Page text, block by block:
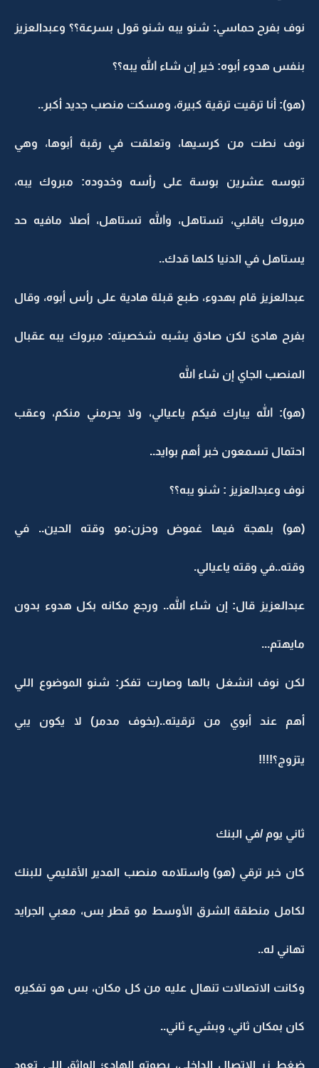
نوف بفرح حماسي: شنو يبه شنو قول بسرعة؟؟ وعبدالعزيز
بنفس هدوء أبوه: خير إن شاء الله يبه؟؟
(هو): أنا ترقيت ترقية كبيرة، ومسكت منصب جديد أكبر..
نوف نطت من كرسيها، وتعلقت في رقبة أبوها، وهي
تبوسه عشرين بوسة على رأسه وخدوده: مبروك يبه،
مبروك ياقلبي، تستاهل، والله تستاهل، أصلا مافيه حد
يستاهل في الدنيا كلها قدك..
عبدالعزيز قام بهدوء، طبع قبلة هادية على رأس أبوه، وقال
بفرح هادئ لكن صادق يشبه شخصيته: مبروك يبه عقبال
المنصب الجاي إن شاء الله
(هو): الله يبارك فيكم ياعيالي، ولا يحرمني منكم، وعقب
احتمال تسمعون خبر أهم بوايد..
نوف وعبدالعزيز : شنو يبه؟؟
(هو) بلهجة فيها غموض وحزن:مو وقته الحين.. في
وقته..في وقته ياعيالي.
عبدالعزيز قال: إن شاء الله.. ورجع مكانه بكل هدوء بدون
مايهتم...
لكن نوف انشغل بالها وصارت تفكر: شنو الموضوع اللي
أهم عند أبوي من ترقيته..(بخوف مدمر) لا يكون يبي
يتزوج؟!!!!
ثاني يوم /في البنك
كان خبر ترقي (هو) واستلامه منصب المدير الأقليمي للبنك
لكامل منطقة الشرق الأوسط مو قطر بس، معبي الجرايد
تهاني له..
وكانت الاتصالات تنهال عليه من كل مكان، بس هو تفكيره
كان بمكان ثاني، وبشيء ثاني..
ضغط زر الاتصال الداخلي، بصوته الهادئ الواثق اللي تعود